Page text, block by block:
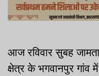
आज रविवार सुबह
क्षेत्र के भगवानपुर गांव